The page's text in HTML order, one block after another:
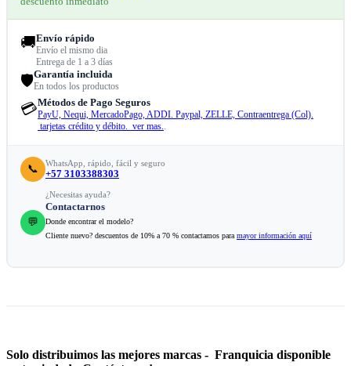
🚚Envío rápido
Envío el mismo dia
Entrega de 1 a 3 días
🛡️Garantía incluida
En todos los productos
💳Métodos de Pago Seguros
PayU, Nequi, MercadoPago, ADDI. Paypal, ZELLE, Contraentrega (Col).
tarjetas crédito y débito. ver mas..
📞 WhatsApp, rápido, fácil y seguro
+57 3103388303
💬
¿Necesitas ayuda?
Contactarnos
Donde encontrar el modelo?
Cliente nuevo? descuentos de 10% a 70 % contactamos para mayor información aquí
Solo distribuimos las mejores marcas - Franquicia disponible